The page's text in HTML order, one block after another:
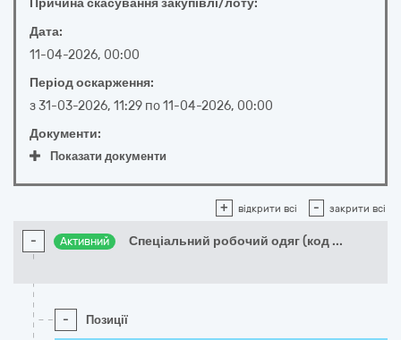
Причина скасування закупівлі/лоту:
Дата:
11-04-2026, 00:00
Період оскарження:
з31-03-2026, 11:29 по11-04-2026, 00:00
Документи:
Показати документи
+ відкрити всі - закрити всі
- Активний Спеціальний робочий одяг (код ...
- Позиції